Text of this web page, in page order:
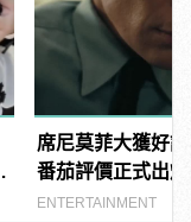
席尼莫菲大獲好
番茄評價正式出爐
ENTERTAINMENT